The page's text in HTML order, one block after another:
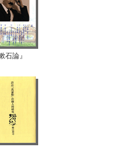
石論』